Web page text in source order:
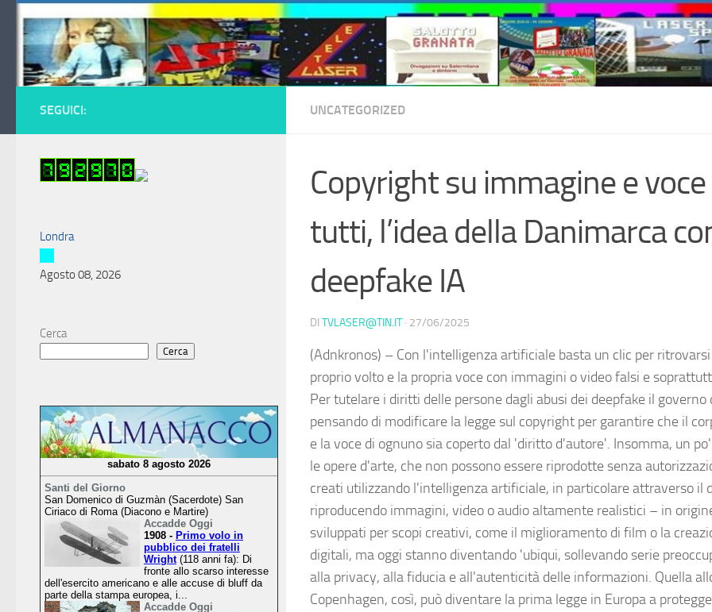
Salta al contenuto
UNCATEGORIZED
Copyright su immagine e
tutti, l’idea della Danimarca
deepfake IA
DI TVLASER@TIN.IT · 27/06/2025
(Adnkronos) – Con l'intelligenza artificiale basta un clic per
proprio volto e la propria voce con immagini o video falsi e
Per tutelare i diritti delle persone dagli abusi dei deepfake il governo
pensando di modificare la legge sul copyright per garantire che il
e la voce di ognuno sia coperto dal 'diritto d'autore'. Insomma, un
le opere d'arte, che non possono essere riprodotte senza
creati utilizzando l'intelligenza artificiale, in particolare attraverso il
riproducendo immagini, video o audio altamente realistici – in
sviluppati per scopi creativi, come il miglioramento di film o la
digitali, ma oggi stanno diventando 'ubiqui, sollevando serie
alla privacy, alla fiducia e all'autenticità delle informazioni. Quella
Copenhagen, così, può diventare la prima legge in Europa a
SEGUICI:
Londra
Agosto 08, 2026
Cerca
Cerca